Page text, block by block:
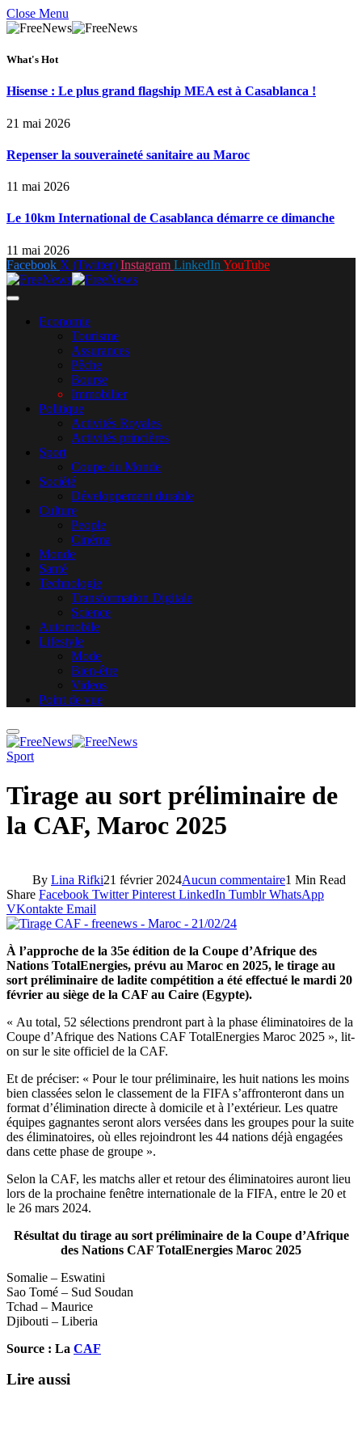
Close Menu
What's Hot
Hisense : Le plus grand flagship MEA est à Casablanca !
21 mai 2026
Repenser la souveraineté sanitaire au Maroc
11 mai 2026
Le 10km International de Casablanca démarre ce dimanche
11 mai 2026
Facebook X (Twitter) Instagram LinkedIn YouTube
Economie
Tourisme
Assurances
Pêche
Bourse
Immobilier
Politique
Activités Royales
Activités princières
Sport
Coupe du Monde
Société
Développement durable
Culture
People
Cinéma
Monde
Santé
Technologie
Transformation Digitale
Science
Automobile
Lifestyle
Mode
Bien-être
Videos
Point de vue
Sport
Tirage au sort préliminaire de
la CAF, Maroc 2025
By Lina Rifki21 février 2024Aucun commentaire1 Min Read
Share Facebook Twitter Pinterest LinkedIn Tumblr WhatsApp
VKontakte Email
À l’approche de la 35e édition de la Coupe d’Afrique des
Nations TotalEnergies, prévu au Maroc en 2025, le tirage au
sort préliminaire de ladite compétition a été effectué le mardi 20
février au siège de la CAF au Caire (Egypte).
« Au total, 52 sélections prendront part à la phase éliminatoires de la
Coupe d’Afrique des Nations CAF TotalEnergies Maroc 2025 », lit-
on sur le site officiel de la CAF.
Et de préciser: « Pour le tour préliminaire, les huit nations les moins
bien classées selon le classement de la FIFA s’affronteront dans un
format d’élimination directe à domicile et à l’extérieur. Les quatre
équipes gagnantes seront alors versées dans les groupes pour la suite
des éliminatoires, où elles rejoindront les 44 nations déjà engagées
dans cette phase de groupe ».
Selon la CAF, les matchs aller et retour des éliminatoires auront lieu
lors de la prochaine fenêtre internationale de la FIFA, entre le 20 et
le 26 mars 2024.
Résultat du tirage au sort préliminaire de la Coupe d’Afrique
des Nations CAF TotalEnergies Maroc 2025
Somalie – Eswatini
Sao Tomé – Sud Soudan
Tchad – Maurice
Djibouti – Liberia
Source : La CAF
Lire aussi